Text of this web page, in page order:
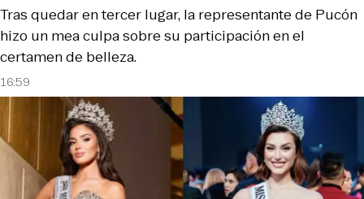
16:59
Tras quedar en tercer lugar, la representante de Pucón
hizo un mea culpa sobre su participación en el
certamen de belleza.